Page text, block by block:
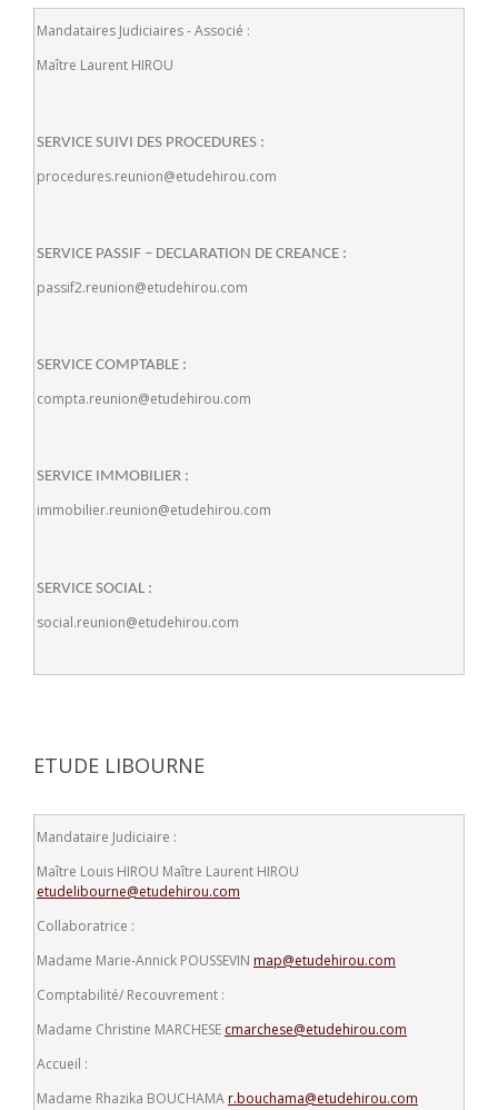
Mandataires Judiciaires - Associé :
Maître Laurent HIROU
SERVICE SUIVI DES PROCEDURES :
procedures.reunion@etudehirou.com
SERVICE PASSIF – DECLARATION DE CREANCE :
passif2.reunion@etudehirou.com
SERVICE COMPTABLE :
compta.reunion@etudehirou.com
SERVICE IMMOBILIER :
immobilier.reunion@etudehirou.com
SERVICE SOCIAL :
social.reunion@etudehirou.com
ETUDE LIBOURNE
Mandataire Judiciaire :
Maître Louis HIROU Maître Laurent HIROU
etudelibourne@etudehirou.com
Collaboratrice :
Madame Marie-Annick POUSSEVIN map@etudehirou.com
Comptabilité/ Recouvrement :
Madame Christine MARCHESE cmarchese@etudehirou.com
Accueil :
Madame Rhazika BOUCHAMA r.bouchama@etudehirou.com